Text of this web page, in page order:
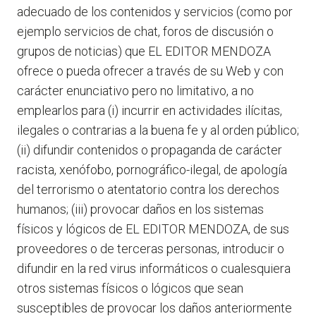
adecuado de los contenidos y servicios (como por
ejemplo servicios de chat, foros de discusión o
grupos de noticias) que EL EDITOR MENDOZA
ofrece o pueda ofrecer a través de su Web y con
carácter enunciativo pero no limitativo, a no
emplearlos para (i) incurrir en actividades ilícitas,
ilegales o contrarias a la buena fe y al orden público;
(ii) difundir contenidos o propaganda de carácter
racista, xenófobo, pornográfico-ilegal, de apología
del terrorismo o atentatorio contra los derechos
humanos; (iii) provocar daños en los sistemas
físicos y lógicos de EL EDITOR MENDOZA, de sus
proveedores o de terceras personas, introducir o
difundir en la red virus informáticos o cualesquiera
otros sistemas físicos o lógicos que sean
susceptibles de provocar los daños anteriormente